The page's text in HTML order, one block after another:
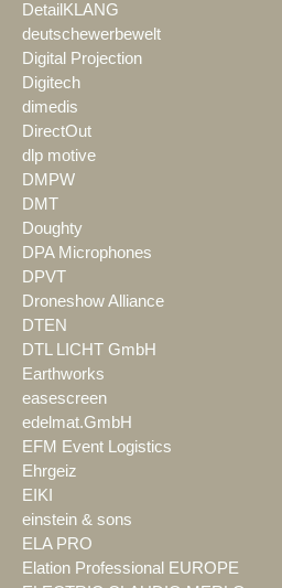
DetailKLANG
deutschewerbewelt
Digital Projection
Digitech
dimedis
DirectOut
dlp motive
DMPW
DMT
Doughty
DPA Microphones
DPVT
Droneshow Alliance
DTEN
DTL LICHT GmbH
Earthworks
easescreen
edelmat.GmbH
EFM Event Logistics
Ehrgeiz
EIKI
einstein & sons
ELA PRO
Elation Professional EUROPE